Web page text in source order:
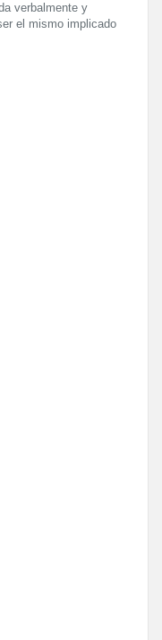
verbalmente y
el mismo implicado